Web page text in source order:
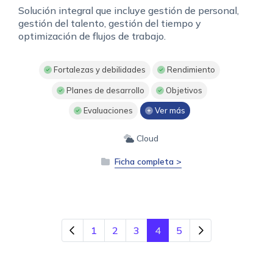
Solución integral que incluye gestión de personal,
gestión del talento, gestión del tiempo y
optimización de flujos de trabajo.
Fortalezas y debilidades Rendimiento
Planes de desarrollo Objetivos
Evaluaciones Ver más
Cloud
Ficha completa >
1 2 3 4 5